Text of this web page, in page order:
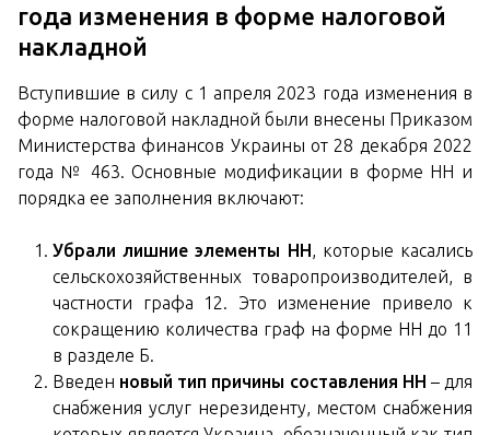
года изменения в форме налоговой
накладной
Вступившие в силу с 1 апреля 2023 года изменения в
форме налоговой накладной были внесены Приказом
Министерства финансов Украины от 28 декабря 2022
года № 463. Основные модификации в форме НН и
порядка ее заполнения включают:
Убрали лишние элементы НН, которые касались
сельскохозяйственных товаропроизводителей, в
частности графа 12. Это изменение привело к
сокращению количества граф на форме НН до 11
в разделе Б.
Введен новый тип причины составления НН – для
снабжения услуг нерезиденту, местом снабжения